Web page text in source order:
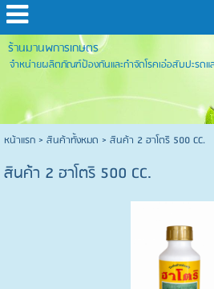
ร้านมานพการเกษตร
จำหน่ายผลิตภัณฑ์ป้องกันและกำจัดโรคเอ๋อสับปะรด
หน้าแรก> สินค้าทั้งหมด > สินค้า 2 ฮาโตริ 500 CC.
สินค้า 2 ฮาโตริ 500 CC.